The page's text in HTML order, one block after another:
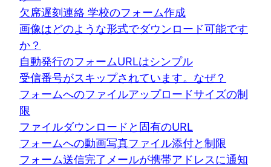
欠席遅刻連絡 学校のフォーム作成
画像はどのような形式でダウンロード可能です
か？
自動発行のフォームURLはシンプル
受信番号がスキップされています。なぜ？
フォームへのファイルアップロードサイズの制
限
ファイルダウンロードと固有のURL
フォームへの動画写真ファイル添付と制限
フォーム送信完了メールが携帯アドレスに通知